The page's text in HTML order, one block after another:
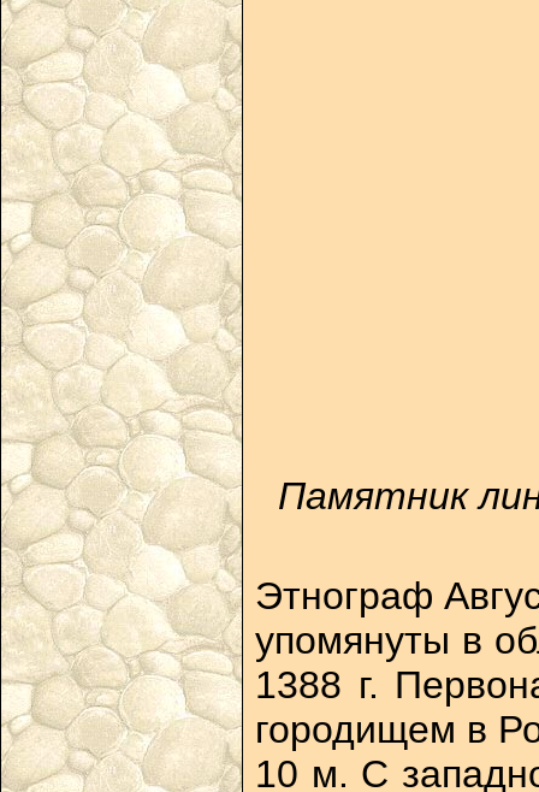
Памятник
Этнограф
упомянуты в
1388 г.
городищем в
10 м. С